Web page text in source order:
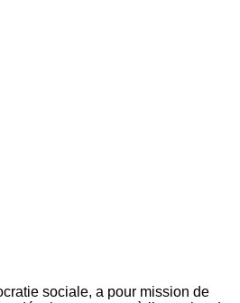
sociale, a pour mission de